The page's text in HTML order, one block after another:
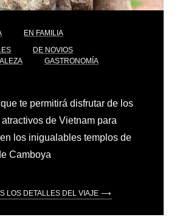
EN FAMILIA
DE NOVIOS
GASTRONOMÍA
te permitirá disfrutar de los
de Vietnam para
los inigualables templos de
Camboya
LOS DETALLES DEL VIAJE